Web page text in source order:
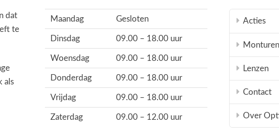
dat
te
als
Maandag Gesloten
Dinsdag 09.00 – 18.00 uur
Woensdag 09.00 – 18.00 uur
Donderdag 09.00 – 18.00 uur
Vrijdag 09.00 – 18.00 uur
Zaterdag 09.00 – 12.00 uur
Acties
Monturen
Lenzen
Contact
Over